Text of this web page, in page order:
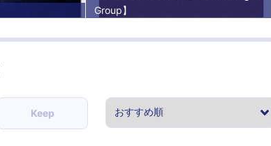
Group】
Keep